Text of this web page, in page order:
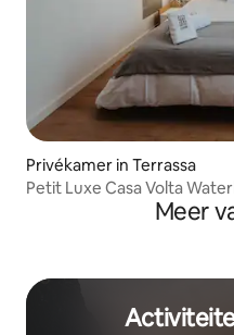
Privékamer in Terrassa
Petit Luxe Casa Volta
Meer